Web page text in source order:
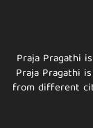
Praja Pragathi
Praja Pragathi
from different